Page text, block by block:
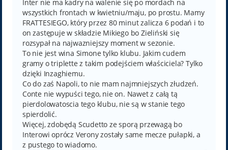
Inter nie ma kadry na walenie się po mordach na
wszystkich frontach w kwietniu/maju, po prostu. Mamy
FRATTESIEGO, który przez 80 minut zalicza 6 podań i to
on zastępuje w składzie Mikiego bo Zieliński się
rozsypał na najwazniejszy moment w sezonie.
To nie jest wina Simone tylko klubu. Jakim cudem
gramy o triplette z takim podejściem właściciela? Tylko
dzięki Inzaghiemu.
Co do zaś Napoli, to nie mam najmniejszych złudzeń.
Conte nie wypuści tego, nie on. Nawet z całą tą
pierdolowatoscia tego klubu, nie są w stanie tego
spierdolić.
Więcej, zdobędą Scudetto ze sporą przewagą bo
Interowi oprócz Verony zostały same mecze pułapki, a
z pustego to wiadomo.